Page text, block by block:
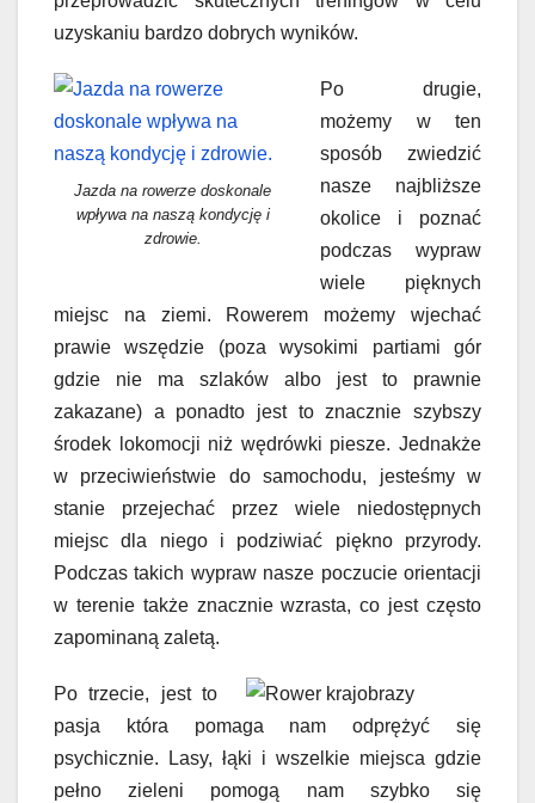
uzyskaniu bardzo dobrych wyników.
Jazda na rowerze doskonale
wpływa na naszą kondycję i
zdrowie.
Po drugie,
możemy w ten
sposób zwiedzić
nasze najbliższe
okolice i poznać
podczas wypraw
wiele pięknych
miejsc na ziemi. Rowerem możemy wjechać
prawie wszędzie (poza wysokimi partiami gór
gdzie nie ma szlaków albo jest to prawnie
zakazane) a ponadto jest to znacznie szybszy
środek lokomocji niż wędrówki piesze. Jednakże
w przeciwieństwie do samochodu, jesteśmy w
stanie przejechać przez wiele niedostępnych
miejsc dla niego i podziwiać piękno przyrody.
Podczas takich wypraw nasze poczucie orientacji
w terenie także znacznie wzrasta, co jest często
zapominaną zaletą.
Po trzecie, jest to
pasja która pomaga nam odprężyć się
psychicznie. Lasy, łąki i wszelkie miejsca gdzie
pełno zieleni pomogą nam szybko się